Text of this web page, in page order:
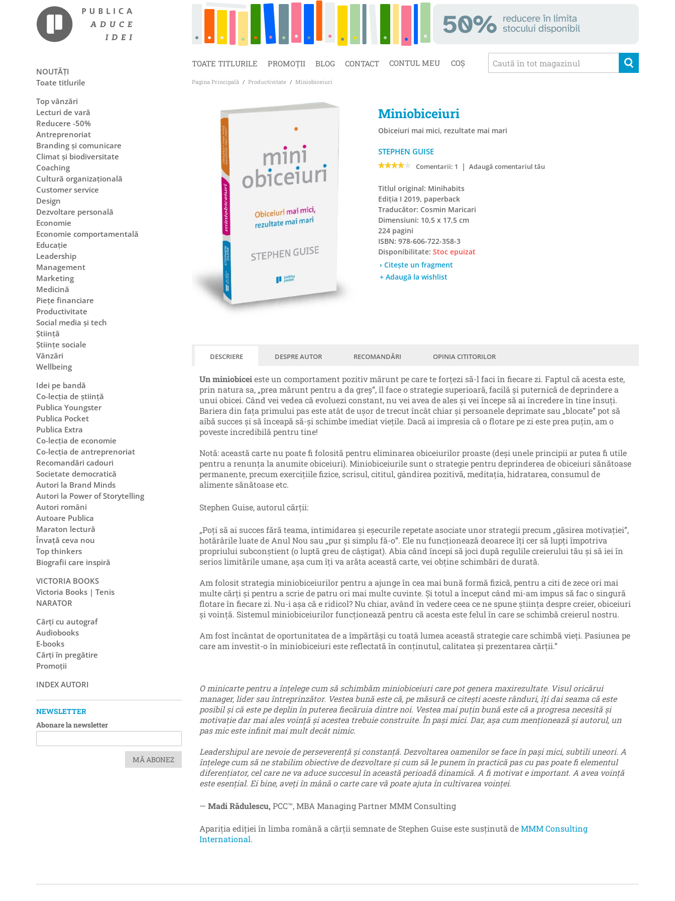
CONTUL MEU COȘ
TOATE TITLURILE PROMOȚII BLOG CONTACT
Pagina Principală / Productivitate / Miniobiceiuri
Miniobiceiuri
Obiceiuri mai mici, rezultate mai mari
STEPHEN GUISE
Comentarii: 1 | Adaugă comentariul tău
Titlul original: Minihabits
Ediția I 2019, paperback
Traducător: Cosmin Maricari
Dimensiuni: 10,5 x 17,5 cm
224 pagini
ISBN: 978-606-722-358-3
Disponibilitate: Stoc epuizat
› Citește un fragment
+ Adaugă la wishlist
DESCRIERE DESPRE AUTOR RECOMANDĂRI OPINIA CITITORILOR
Un miniobiceieste un comportament pozitiv mărunt pe care te forțezi să-l faci în fiecare zi. Faptul că acesta este,
prin natura sa, „prea mărunt pentru a da greș”, îl face o strategie superioară, facilă și puternică de deprindere a
unui obicei. Când vei vedea că evoluezi constant, nu vei avea de ales și vei începe să ai încredere în tine însuți.
Bariera din fața primului pas este atât de ușor de trecut încât chiar și persoanele deprimate sau „blocate” pot să
aibă succes și să înceapă să-și schimbe imediat viețile. Dacă ai impresia că o flotare pe zi este prea puțin, am o
poveste incredibilă pentru tine!
Notă: această carte nu poate fi folosită pentru eliminarea obiceiurilor proaste (deși unele principii ar putea fi utile
pentru a renunța la anumite obiceiuri). Miniobiceiurile sunt o strategie pentru deprinderea de obiceiuri sănătoase
permanente, precum exercițiile fizice, scrisul, cititul, gândirea pozitivă, meditația, hidratarea, consumul de
alimente sănătoase etc.
Stephen Guise, autorul cărții:
„Poți să ai succes fără teama, intimidarea și eșecurile repetate asociate unor strategii precum „găsirea motivației”,
hotărârile luate de Anul Nou sau „pur și simplu fă-o”. Ele nu funcționează deoarece îți cer să lupți împotriva
propriului subconștient (o luptă greu de câștigat). Abia când începi să joci după regulile creierului tău și să iei în
serios limitările umane, așa cum îți va arăta această carte, vei obține schimbări de durată.
Am folosit strategia miniobiceiurilor pentru a ajunge în cea mai bună formă fizică, pentru a citi de zece ori mai
multe cărți și pentru a scrie de patru ori mai multe cuvinte. Și totul a început când mi-am impus să fac o singură
flotare în fiecare zi. Nu-i așa că e ridicol? Nu chiar, având în vedere ceea ce ne spune știința despre creier, obiceiuri
și voință. Sistemul miniobiceiurilor funcționează pentru că acesta este felul în care se schimbă creierul nostru.
Am fost încântat de oportunitatea de a împărtăși cu toată lumea această strategie care schimbă vieți. Pasiunea pe
care am investit-o în miniobiceiuri este reflectată în conținutul, calitatea și prezentarea cărții.”
O minicarte pentru a înțelege cum să schimbăm miniobiceiuri care pot genera maxirezultate. Visul oricărui
manager, lider sau întreprinzător. Vestea bună este că, pe măsură ce citeşti aceste rânduri, îți dai seama că este
posibil și că este pe deplin în puterea fiecăruia dintre noi. Vestea mai puţin bună este căa progresa necesită și
motivație dar mai ales voință și acestea trebuie construite. În paşi mici. Dar, așa cum menționează și autorul, un
pas mic este infinit mai mult decât nimic.
Leadershipul are nevoie de perseverență și constanță. Dezvoltarea oamenilor se face în pași mici, subtili uneori. A
înțelege cum să ne stabilim obiective de dezvoltare și cum să le punem în practică pas cu pas poate fi elementul
diferențiator, cel care ne va aduce succesul în această perioadă dinamică. A fi motivat e important. A avea voință
este esențial. Ei bine, aveți în mână o carte care vă poate ajuta în cultivarea voinței.
— Madi Rădulescu, PCC™, MBA Managing Partner MMM Consulting
Apariția ediției în limba română a cărții semnate de Stephen Guise este susținută deMMM Consulting
International.
NOUTĂȚI
Toate titlurile
Top vânzări
Lecturi de vară
Reducere -50%
Antreprenoriat
Branding și comunicare
Climat și biodiversitate
Coaching
Cultură organizațională
Customer service
Design
Dezvoltare personală
Economie
Economie comportamentală
Educație
Leadership
Management
Marketing
Medicină
Piețe financiare
Productivitate
Social media și tech
Știință
Științe sociale
Vânzări
Wellbeing
Idei pe bandă
Co-lecția de știință
Publica Youngster
Publica Pocket
Publica Extra
Co-lecția de economie
Co-lecția de antreprenoriat
Recomandări cadouri
Societate democratică
Autori la Brand Minds
Autori la Power of Storytelling
Autori români
Autoare Publica
Maraton lectură
Învață ceva nou
Top thinkers
Biografii care inspiră
VICTORIA BOOKS
Victoria Books | Tenis
NARATOR
Cărți cu autograf
Audiobooks
E-books
Cărți în pregătire
Promoții
INDEX AUTORI
NEWSLETTER
Abonare la newsletter
MĂ ABONEZ